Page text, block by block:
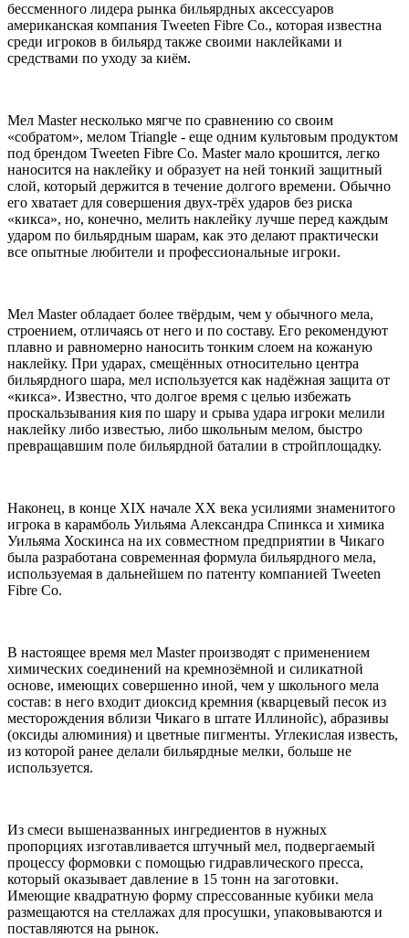
бессменного лидера рынка бильярдных аксессуаров
американская компания Tweeten Fibre Co., которая известна
среди игроков в бильярд также своими наклейками и
средствами по уходу за киём.
Мел Master несколько мягче по сравнению со своим
«собратом», мелом Triangle - еще одним культовым продуктом
под брендом Tweeten Fibre Co. Master мало крошится, легко
наносится на наклейку и образует на ней тонкий защитный
слой, который держится в течение долгого времени. Обычно
его хватает для совершения двух-трёх ударов без риска
«кикса», но, конечно, мелить наклейку лучше перед каждым
ударом по бильярдным шарам, как это делают практически
все опытные любители и профессиональные игроки.
Мел Master обладает более твёрдым, чем у обычного мела,
строением, отличаясь от него и по составу. Его рекомендуют
плавно и равномерно наносить тонким слоем на кожаную
наклейку. При ударах, смещённых относительно центра
бильярдного шара, мел используется как надёжная защита от
«кикса». Известно, что долгое время с целью избежать
проскальзывания кия по шару и срыва удара игроки мелили
наклейку либо известью, либо школьным мелом, быстро
превращавшим поле бильярдной баталии в стройплощадку.
Наконец, в конце XIX начале XX века усилиями знаменитого
игрока в карамболь Уильяма Александра Спинкса и химика
Уильяма Хоскинса на их совместном предприятии в Чикаго
была разработана современная формула бильярдного мела,
используемая в дальнейшем по патенту компанией Tweeten
Fibre Co.
В настоящее время мел Master производят с применением
химических соединений на кремнозёмной и силикатной
основе, имеющих совершенно иной, чем у школьного мела
состав: в него входит диоксид кремния (кварцевый песок из
месторождения вблизи Чикаго в штате Иллинойс), абразивы
(оксиды алюминия) и цветные пигменты. Углекислая известь,
из которой ранее делали бильярдные мелки, больше не
используется.
Из смеси вышеназванных ингредиентов в нужных
пропорциях изготавливается штучный мел, подвергаемый
процессу формовки с помощью гидравлического пресса,
который оказывает давление в 15 тонн на заготовки.
Имеющие квадратную форму спрессованные кубики мела
размещаются на стеллажах для просушки, упаковываются и
поставляются на рынок.